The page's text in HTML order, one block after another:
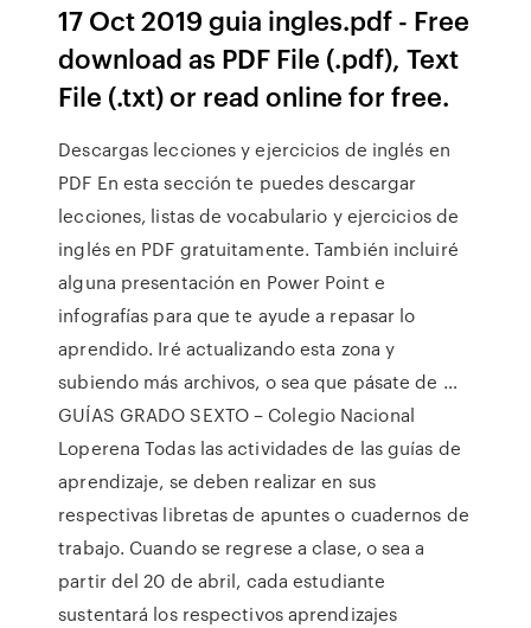
17 Oct 2019 guia ingles.pdf - Free
download as PDF File (.pdf), Text
File (.txt) or read online for free.
Descargas lecciones y ejercicios de inglés en
PDF En esta sección te puedes descargar
lecciones, listas de vocabulario y ejercicios de
inglés en PDF gratuitamente. También incluiré
alguna presentación en Power Point e
infografías para que te ayude a repasar lo
aprendido. Iré actualizando esta zona y
subiendo más archivos, o sea que pásate de …
GUÍAS GRADO SEXTO – Colegio Nacional
Loperena Todas las actividades de las guías de
aprendizaje, se deben realizar en sus
respectivas libretas de apuntes o cuadernos de
trabajo. Cuando se regrese a clase, o sea a
partir del 20 de abril, cada estudiante
sustentará los respectivos aprendizajes